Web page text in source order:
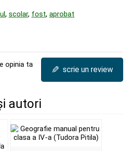
, scolar, fost, aprobat
opinia ta
✎ scrie un review
autori